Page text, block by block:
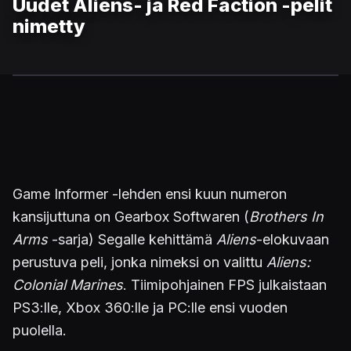
Uudet Aliens- ja Red Faction -pelit
nimetty
Game Informer -lehden ensi kuun numeron
kansijuttuna on Gearbox Softwaren (Brothers In
Arms-sarja) Segalle kehittämä Aliens-elokuvaan
perustuva peli, jonka nimeksi on valittu Aliens:
Colonial Marines. Tiimipohjainen FPS julkaistaan
PS3:lle, Xbox 360:lle ja PC:lle ensi vuoden
puolella.